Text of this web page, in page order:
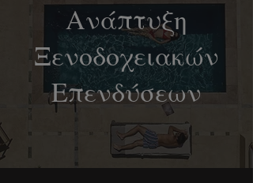
Ανάπτυξη
Ξενοδοχειακών
Επενδύσεων